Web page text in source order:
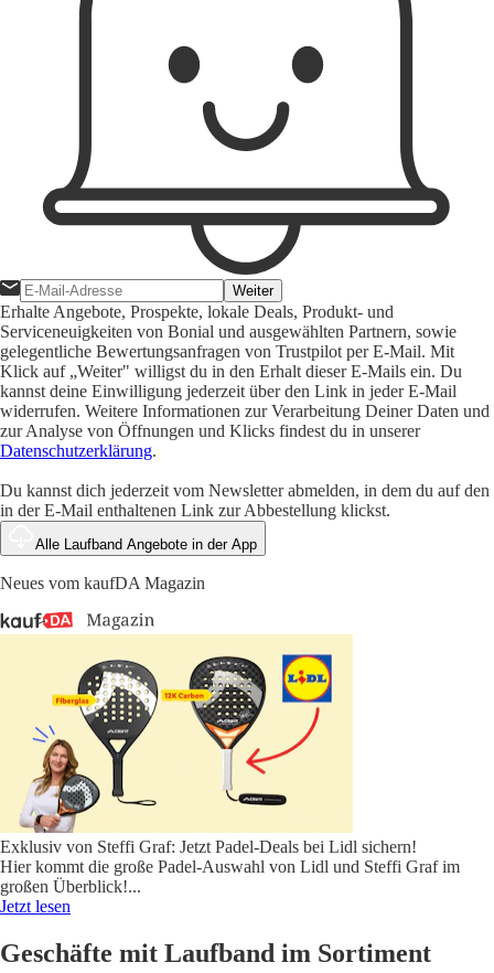
Weiter
Erhalte Angebote, Prospekte, lokale Deals, Produkt- und
Serviceneuigkeiten von Bonial und ausgewählten Partnern, sowie
gelegentliche Bewertungsanfragen von Trustpilot per E-Mail. Mit
Klick auf „Weiter" willigst du in den Erhalt dieser E-Mails ein. Du
kannst deine Einwilligung jederzeit über den Link in jeder E-Mail
widerrufen. Weitere Informationen zur Verarbeitung Deiner Daten und
zur Analyse von Öffnungen und Klicks findest du in unserer
Datenschutzerklärung.
Du kannst dich jederzeit vom Newsletter abmelden, in dem du auf den
in der E-Mail enthaltenen Link zur Abbestellung klickst.
Alle Laufband Angebote in der App
Neues vom kaufDA Magazin
Exklusiv von Steffi Graf: Jetzt Padel-Deals bei Lidl sichern!
Hier kommt die große Padel-Auswahl von Lidl und Steffi Graf im
großen Überblick!...
Jetzt lesen
Geschäfte mit Laufband im Sortiment